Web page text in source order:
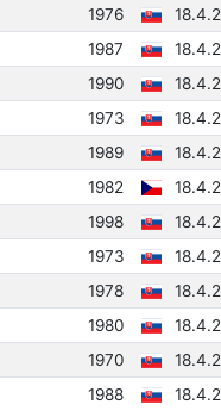
1976
1987
1990
1973
1989
1982
1998
1973
1978
1980
1970
1988